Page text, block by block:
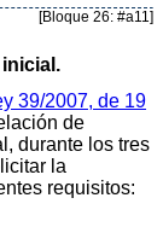
[Bloque 26: #a11]
39/2007, de 19
de
durante los tres
la
requisitos: